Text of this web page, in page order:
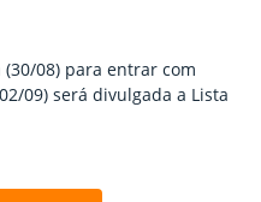
08) para entrar com
09) será divulgada a Lista